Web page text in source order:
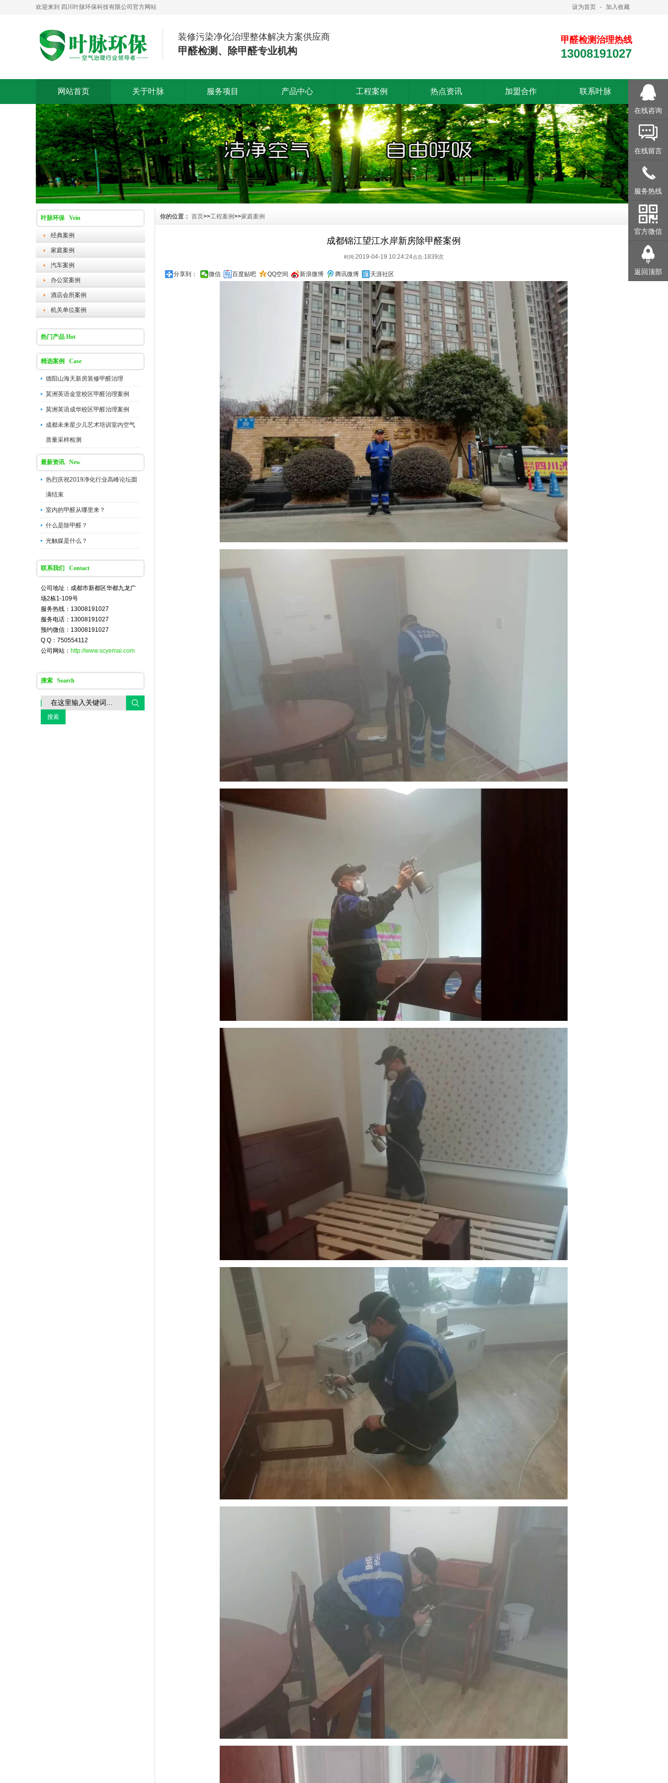
欢迎来到 四川叶脉环保科技有限公司官方网站 设为首页 - 加入收藏
装修污染净化治理整体解决方案供应商
甲醛检测、除甲醛专业机构
甲醛检测治理热线
13008191027
网站首页 关于叶脉 服务项目 产品中心 工程案例 热点资讯 加盟合作 联系叶脉
叶脉环保 Vein
经典案例
家庭案例
汽车案例
办公室案例
酒店会所案例
机关单位案例
热门产品 Hot
精选案例 Case
德阳山海天新房装修甲醛治理
莫洲英语金堂校区甲醛治理案例
莫洲英语成华校区甲醛治理案例
成都未来星少儿艺术培训室内空气
质量采样检测
最新资讯 New
热烈庆祝2019净化行业高峰论坛圆
满结束
室内的甲醛从哪里来？
什么是除甲醛？
光触媒是什么？
联系我们 Contact
公司地址：成都市新都区华都九龙广
场2栋1-109号
服务热线：13008191027
服务电话：13008191027
预约微信：13008191027
Q Q：750554112
公司网站： http://www.scyemai.com
搜索 Search
搜索
你的位置： 首页>>工程案例>>家庭案例
成都锦江望江水岸新房除甲醛案例
时间:2019-04-19 10:24:24点击:1839次
分享到： 微信 百度贴吧 QQ空间 新浪微博 腾讯微博 天涯社区
在线咨询
在线留言
服务热线
官方微信
返回顶部